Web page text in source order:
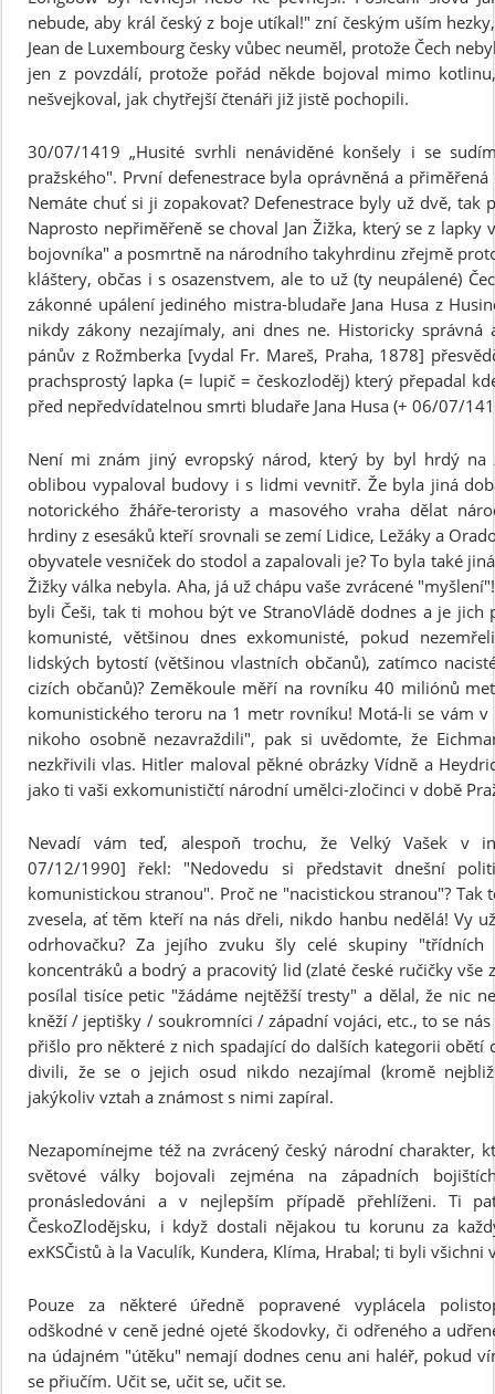
nebude, aby král český z boje utíkal!" zní českým uším
Jean de Luxembourg česky vůbec neuměl, protože Čech
jen z povzdálí, protože pořád někde bojoval mimo
nešvejkoval, jak chytřejší čtenáři již jistě pochopili.
30/07/1419 „Husité svrhli nenáviděné konšely i se
pražského". První defenestrace byla oprávněná a
Nemáte chuť si ji zopakovat? Defenestrace byly už dvě, tak
Naprosto nepřiměřeně se choval Jan Žižka, který se z
bojovníka" a posmrtně na národního takyhrdinu zřejmě
kláštery, občas i s osazenstvem, ale to už (ty neupálené)
zákonné upálení jediného mistra-bludaře Jana Husa z
nikdy zákony nezajímaly, ani dnes ne. Historicky správná
pánův z Rožmberka [vydal Fr. Mareš, Praha, 1878]
prachsprostý lapka (= lupič = českozloděj) který přepadal
před nepředvídatelnou smrti bludaře Jana Husa (+ 06/07/
Není mi znám jiný evropský národ, který by byl hrdý na
oblibou vypaloval budovy i s lidmi vevnitř. Že byla jiná
notorického žháře-teroristy a masového vraha dělat
hrdiny z esesáků kteří srovnali se zemí Lidice, Ležáky a
obyvatele vesniček do stodol a zapalovali je? To byla také
Žižky válka nebyla. Aha, já už chápu vaše zvrácené
byli Češi, tak ti mohou být ve StranoVládě dodnes a je jich
komunisté, většinou dnes exkomunisté, pokud
lidských bytostí (většinou vlastních občanů), zatímco
cizích občanů)? Zeměkoule měří na rovníku 40 miliónů
komunistického teroru na 1 metr rovníku! Motá-li se vám v
nikoho osobně nezavraždili", pak si uvědomte, že
nezkřivili vlas. Hitler maloval pěkné obrázky Vídně a
jako ti vaši exkomunističtí národní umělci-zločinci v době
Nevadí vám teď, alespoň trochu, že Velký Vašek v
07/12/1990] řekl: "Nedovedu si představit dnešní
komunistickou stranou". Proč ne "nacistickou stranou"? Tak
zvesela, ať těm kteří na nás dřeli, nikdo hanbu nedělá! Vy
odrhovačku? Za jejího zvuku šly celé skupiny
koncentráků a bodrý a pracovitý lid (zlaté české ručičky
posílal tisíce petic "žádáme nejtěžší tresty" a dělal, že nic
kněží / jeptišky / soukromníci / západní vojáci, etc., to se
přišlo pro některé z nich spadající do dalších kategorii obětí
divili, že se o jejich osud nikdo nezajímal (kromě
jakýkoliv vztah a známost s nimi zapíral.
Nezapomínejme též na zvrácený český národní charakter,
světové války bojovali zejména na západních
pronásledováni a v nejlepším případě přehlíženi. Ti
ČeskoZlodějsku, i když dostali nějakou tu korunu za
exKSČistů à la Vaculík, Kundera, Klíma, Hrabal; ti byli všichni
Pouze za některé úředně popravené vyplácela
odškodné v ceně jedné ojeté škodovky, či odřeného a
na údajném "útěku" nemají dodnes cenu ani haléř, pokud
se přiučím. Učit se, učit se, učit se.